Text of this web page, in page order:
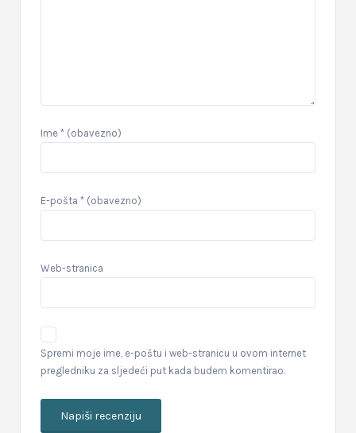
Ime * (obavezno)
E-pošta * (obavezno)
Web-stranica
Spremi moje ime, e-poštu i web-stranicu u ovom internet
pregledniku za sljedeći put kada budem komentirao.